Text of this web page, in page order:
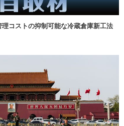
理コストの抑制可能な冷蔵倉庫新工法